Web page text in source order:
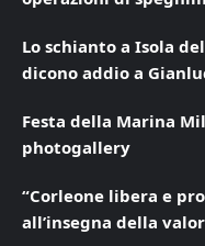
Lo schianto a Isola
dicono addio a
Festa della Marina
photogallery
“Corleone libera e
all’insegna della